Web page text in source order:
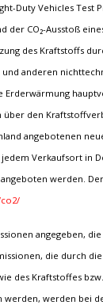
Duty Vehicles Test
der CO₂-Ausstoß
des Kraftstoffs
anderen
Erderwärmung
über den
angebotenen
Verkaufsort in
werden.
angegeben,
die durch
des Kraftstoffes
werden bei